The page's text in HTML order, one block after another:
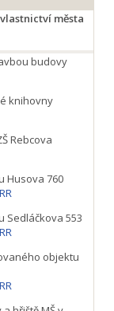
města
budovy
knihovny
Rebcova
Husova 760
RR
Sedláčkova 553
RR
objektu
RR